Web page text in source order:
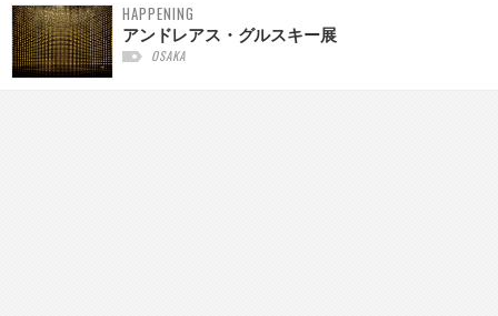
HAPPENING
アンドレアス・グルスキー展
OSAKA